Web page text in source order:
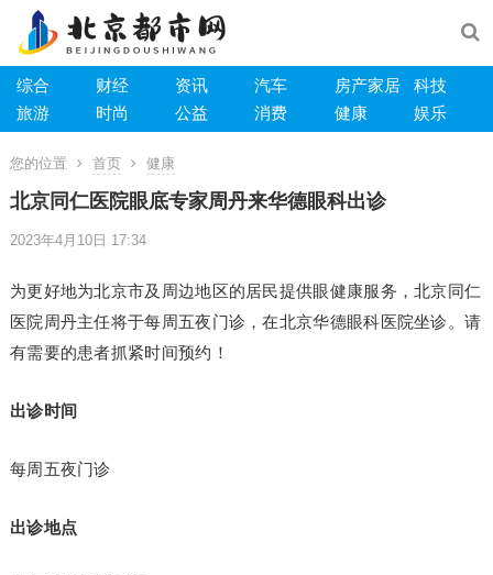
综合 财经 资讯 汽车 房产家居
科技
旅游
时尚 公益 消费 健康 娱乐
您的位置 首页 健康
北京同仁医院眼底专家周丹来华德眼科出诊
2023年4月10日 17:34
为更好地为北京市及周边地区的居民提供眼健康服务，北京同仁
医院周丹主任将于每周五夜门诊，在北京华德眼科医院坐诊。请
有需要的患者抓紧时间预约！
出诊时间
每周五夜门诊
出诊地点